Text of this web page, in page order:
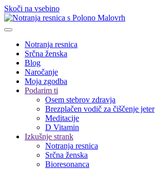
Skoči na vsebino
Notranja resnica
Srčna ženska
Blog
Naročanje
Moja zgodba
Podarim ti
Osem stebrov zdravja
Brezplačen vodič za čiščenje jeter
Meditacije
D Vitamin
Izkušnje strank
Notranja resnica
Srčna ženska
Bioresonanca